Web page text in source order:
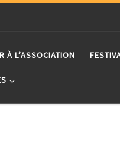
À L’ASSOCIATION